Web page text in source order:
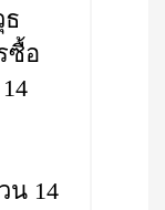
ซื้อ
น 14